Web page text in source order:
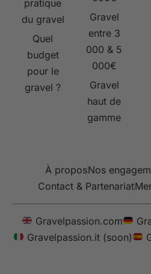
pratique
du gravel
Quel
budget
pour le
gravel ?
Gravel
entre 3
000 & 5
000€
Gravel
haut de
gamme
À proposNos
Contact & Partenariat
Gravelpassion.com
Gravelpassion.it (soon)